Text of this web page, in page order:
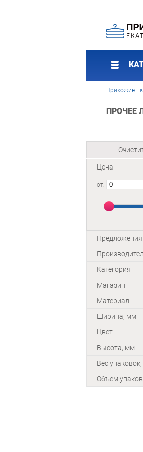
Прихожие
ПРОЧЕЕ
Цена
от:
Предложения
Категория
Магазин
Материал
Ширина, мм
Цвет
Высота, мм
Вес упаковок,
Объем